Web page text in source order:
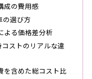
成の費用感
の選び方
よる価格差分析
ストのリアルな違
を含めた総コスト比